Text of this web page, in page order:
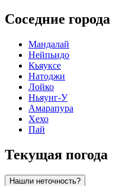
Соседние города
Мандалай
Нейпьидо
Кьяуксе
Натоджи
Лойко
Ньяунг-У
Амарапура
Хехо
Пай
Текущая погода
Нашли неточность?